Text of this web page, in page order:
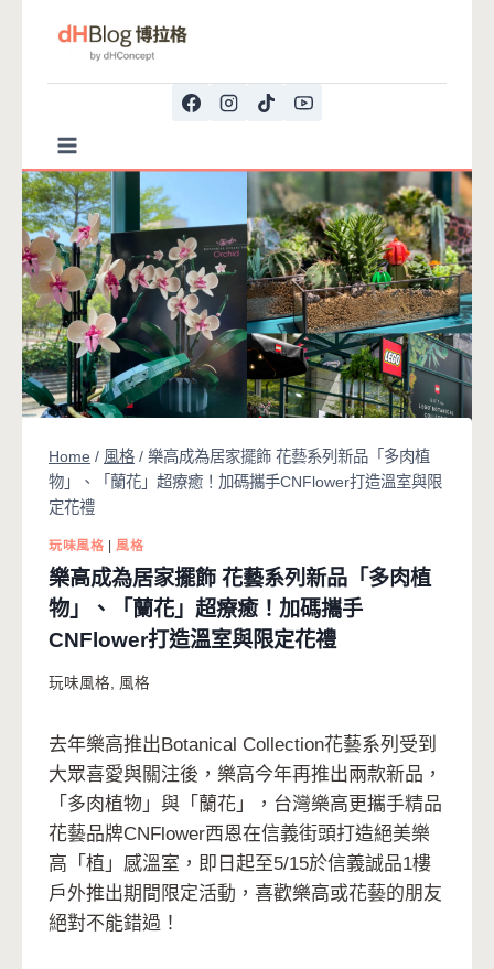
Home / 風格 / 樂高成為居家擺飾 花藝系列新品「多肉植
物」、「蘭花」超療癒！加碼攜手CNFlower打造溫室與限
定花禮
玩味風格 |風格
樂高成為居家擺飾 花藝系列新品「多肉植
物」、「蘭花」超療癒！加碼攜手
CNFlower打造溫室與限定花禮
玩味風格 風格
去年樂高推出Botanical Collection花藝系列受到
大眾喜愛與關注後，樂高今年再推出兩款新品，
「多肉植物」與「蘭花」，台灣樂高更攜手精品
花藝品牌CNFlower西恩在信義街頭打造絕美樂
高「植」感溫室，即日起至5/15於信義誠品1樓
戶外推出期間限定活動，喜歡樂高或花藝的朋友
絕對不能錯過！